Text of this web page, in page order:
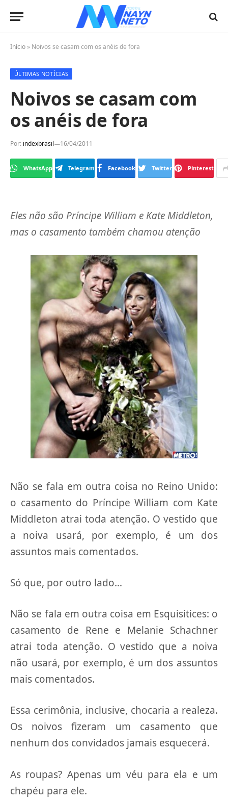
Início » Noivos se casam com os anéis de fora
ÚLTIMAS NOTÍCIAS
Noivos se casam com
os anéis de fora
Por: indexbrasil 16/04/2011
WhatsApp Telegram Facebook Twitter Pinterest
Eles não são Príncipe William e Kate Middleton,
mas o casamento também chamou atenção
Não se fala em outra coisa no Reino Unido:
o casamento do Príncipe William com Kate
Middleton atrai toda atenção. O vestido que
a noiva usará, por exemplo, é um dos
assuntos mais comentados.
Só que, por outro lado…
Não se fala em outra coisa em Esquisitices: o
casamento de Rene e Melanie Schachner
atrai toda atenção. O vestido que a noiva
não usará, por exemplo, é um dos assuntos
mais comentados.
Essa cerimônia, inclusive, chocaria a realeza.
Os noivos fizeram um casamento que
nenhum dos convidados jamais esquecerá.
As roupas? Apenas um véu para ela e um
chapéu para ele.